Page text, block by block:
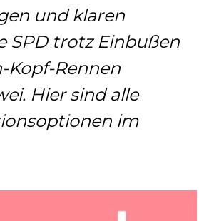
und klaren
SPD trotz Einbußen
Kopf-Rennen
Hier sind alle
im